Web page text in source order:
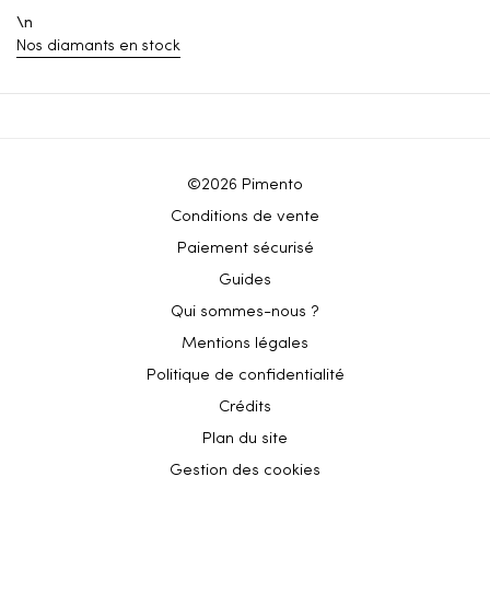
\n
Nos diamants en stock
©2026 Pimento
Conditions de vente
Paiement sécurisé
Guides
Qui sommes-nous ?
Mentions légales
Politique de confidentialité
Crédits
Plan du site
Gestion des cookies